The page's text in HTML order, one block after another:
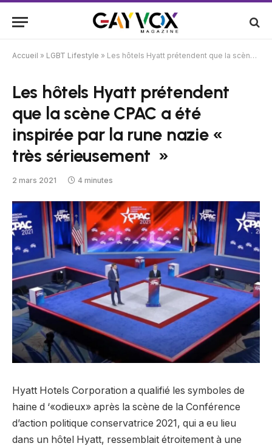
Accueil » LGBT Lifestyle » Les hôtels Hyatt prétendent que la scène CPAC a été inspirée par la rune nazie « très sérieusement »
Les hôtels Hyatt prétendent
que la scène CPAC a été
inspirée par la rune nazie «
très sérieusement »
2 mars 2021 4 minutes
Hyatt Hotels Corporation a qualifié les symboles de
haine d ‘«odieux» après la scène de la Conférence
d’action politique conservatrice 2021, qui a eu lieu
dans un hôtel Hyatt, ressemblait étroitement à une